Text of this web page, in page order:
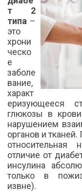
т 2
типа –
это
хрони
ческо
е
заболе
вание,
характ
еризующееся
глюкозы в
нарушением
органов и
относительная
отличие от
инсулина
только в
извне).